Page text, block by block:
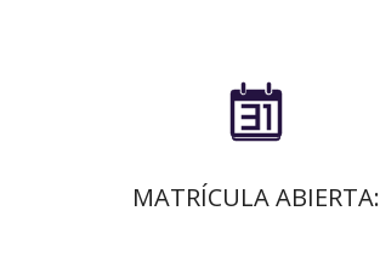

MATRÍCULA ABIERTA: